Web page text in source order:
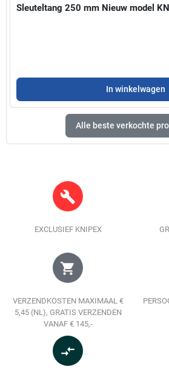
Sleuteltang 250 mm Nieuw model
In winkelwagen
Alle beste verkochte
build
EXCLUSIEF KNIPEX
shopping_cart
VERZENDKOSTEN MAXIMAAL €
5,45 (NL), GRATIS VERZENDEN
VANAF € 145,-
compare_arrows